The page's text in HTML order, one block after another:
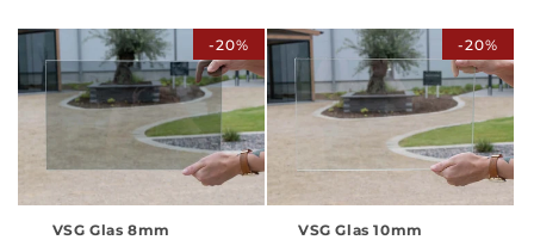
VSG Glas 8mm
-20%
VSG Glas 10mm
-20%